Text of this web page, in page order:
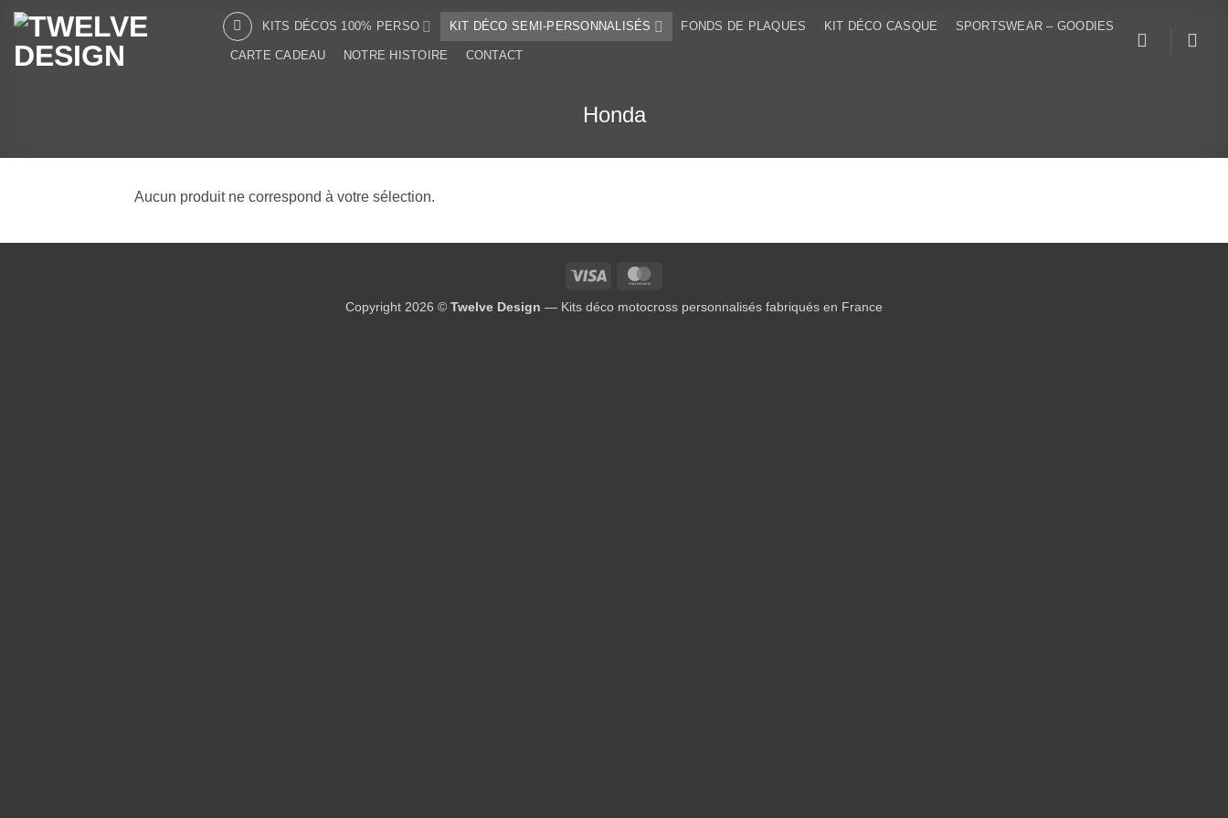
Passer
contenu
KITS DÉCOS 100% PERSO KIT DÉCO SEMI-PERSONNALISÉS FONDS DE PLAQUES KIT DÉCO CASQUE SPORTSWEAR – GOODIES
CARTE CADEAU NOTRE HISTOIRE CONTACT
Honda
Aucun produit ne correspond à votre sélection.
Visa
Copyright 2026 © Twelve Design — Kits déco motocross personnalisés fabriqués en France